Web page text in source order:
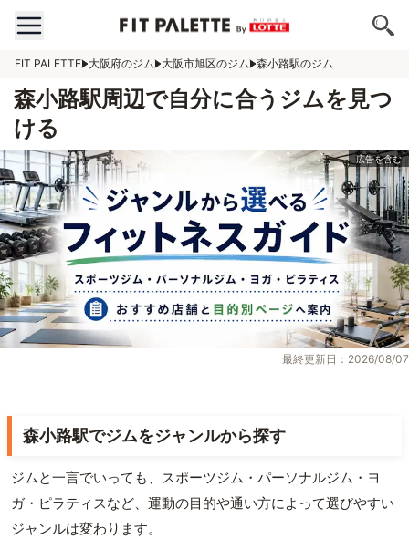
FIT PALETTE 大阪府のジム 大阪市旭区のジム 森小路駅のジム
森小路駅周辺で自分に合うジムを見つ
ける
最終更新日：2026/08/07
森小路駅でジムをジャンルから探す
ジムと一言でいっても、スポーツジム・パーソナルジム・ヨ
ガ・ピラティスなど、運動の目的や通い方によって選びやすい
ジャンルは変わります。